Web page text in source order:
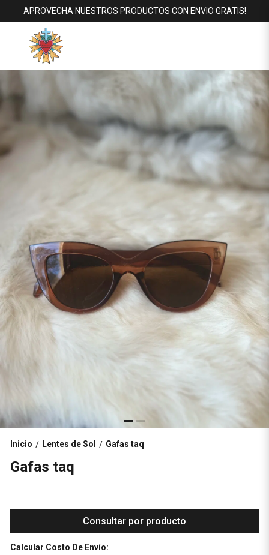
APROVECHA NUESTROS PRODUCTOS CON ENVIO GRATIS!
Inicio / Lentes de Sol / Gafas taq
Gafas taq
Consultar por producto
Calcular Costo De Envío: